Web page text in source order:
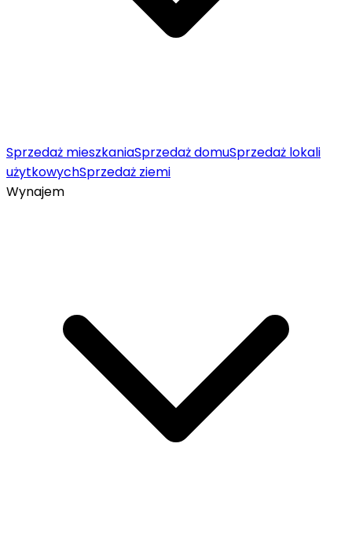
Sprzedaż mieszkaniaSprzedaż domuSprzedaż lokali
użytkowychSprzedaż ziemi
Wynajem